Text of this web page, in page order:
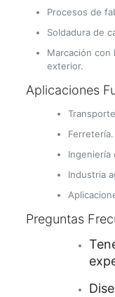
Procesos de
Soldadura de
Marcación
exterior.
Aplicaciones
Ferretería.
Ingeniería
Industria
Preguntas